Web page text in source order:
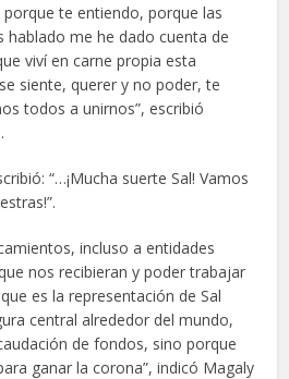
porque te entiendo, porque las
hablado me he dado cuenta de
viví en carne propia esta
siente, querer y no poder, te
todos a unirnos”, escribió
“…¡Mucha suerte Sal! Vamos
incluso a entidades
nos recibieran y poder trabajar
es la representación de Sal
central alrededor del mundo,
de fondos, sino porque
ganar la corona”, indicó Magaly